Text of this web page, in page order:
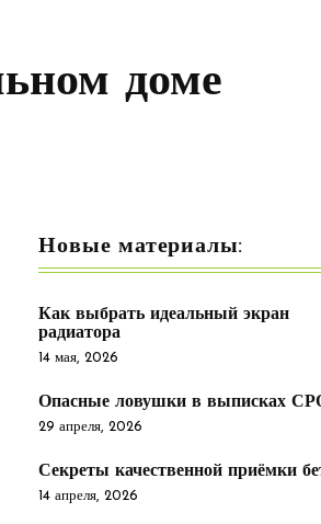
доме
Новые материалы:
Как выбрать идеальный экран
радиатора
14 мая, 2026
Опасные ловушки в выписках
29 апреля, 2026
Секреты качественной приёмки
14 апреля, 2026